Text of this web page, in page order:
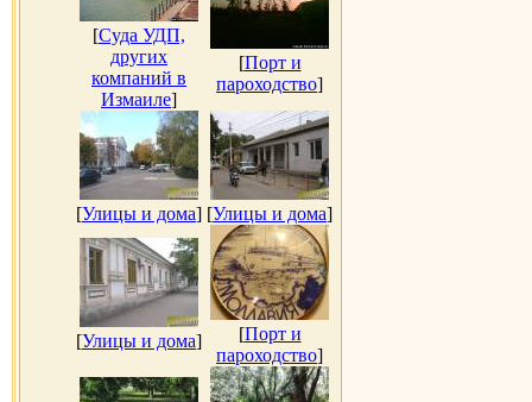
[Суда УДП,
других
компаний в
Измаиле]
[Порт и
пароходство]
[Улицы и дома] [Улицы и дома]
[Улицы и дома] [Порт и
пароходство]